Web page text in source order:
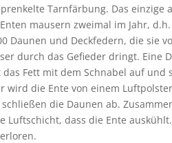
Tarnfärbung. Das einzige
mausern zweimal im Jahr,
Daunen und Deckfedern, die sie
durch das Gefieder dringt. Eine
das Fett mit dem Schnabel auf und
wird die Ente von einem
die Daunen ab.
Luftschicht, dass die Ente